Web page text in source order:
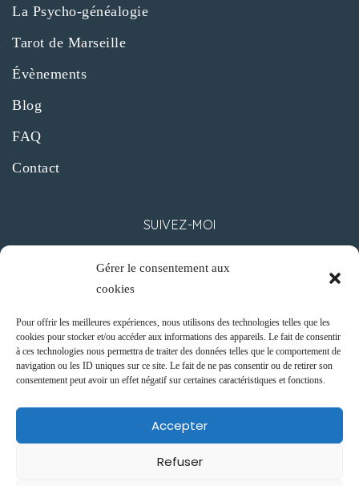
Gérer le consentement aux
cookies
Pour offrir les meilleures expériences, nous utilisons des technologies telles que les
cookies pour stocker et/ou accéder aux informations des appareils. Le fait de consentir
à ces technologies nous permettra de traiter des données telles que le comportement de
navigation ou les ID uniques sur ce site. Le fait de ne pas consentir ou de retirer son
consentement peut avoir un effet négatif sur certaines caractéristiques et fonctions.
Accepter
Refuser
La Psycho-généalogie
Tarot de Marseille
Évènements
Blog
FAQ
Contact
SUIVEZ-MOI
CONTACT
06000 NICE